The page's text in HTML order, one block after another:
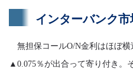
インターバンク市
無担保コールO/N金利はほぼ横
▲0.075％が出合って寄り付き。